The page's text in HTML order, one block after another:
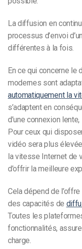
La diffusion en
processus d’envoi
différentes à la fois.
En ce qui concerne le
modernes sont
automatiquement la
s’adaptent en
d’une connexion
Pour ceux qui
vidéo sera plus
la vitesse Internet de
d’offrir la meilleure
Cela dépend de l’offre
des capacités de
Toutes les
fonctionnalités,
charge.